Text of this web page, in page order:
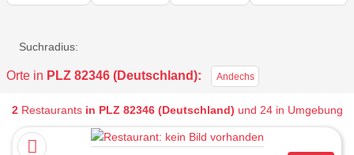
Suchradius:
Orte in PLZ 82346 (Deutschland): Andechs
2Restaurants in PLZ 82346 (Deutschland) und 24 in Umgebung